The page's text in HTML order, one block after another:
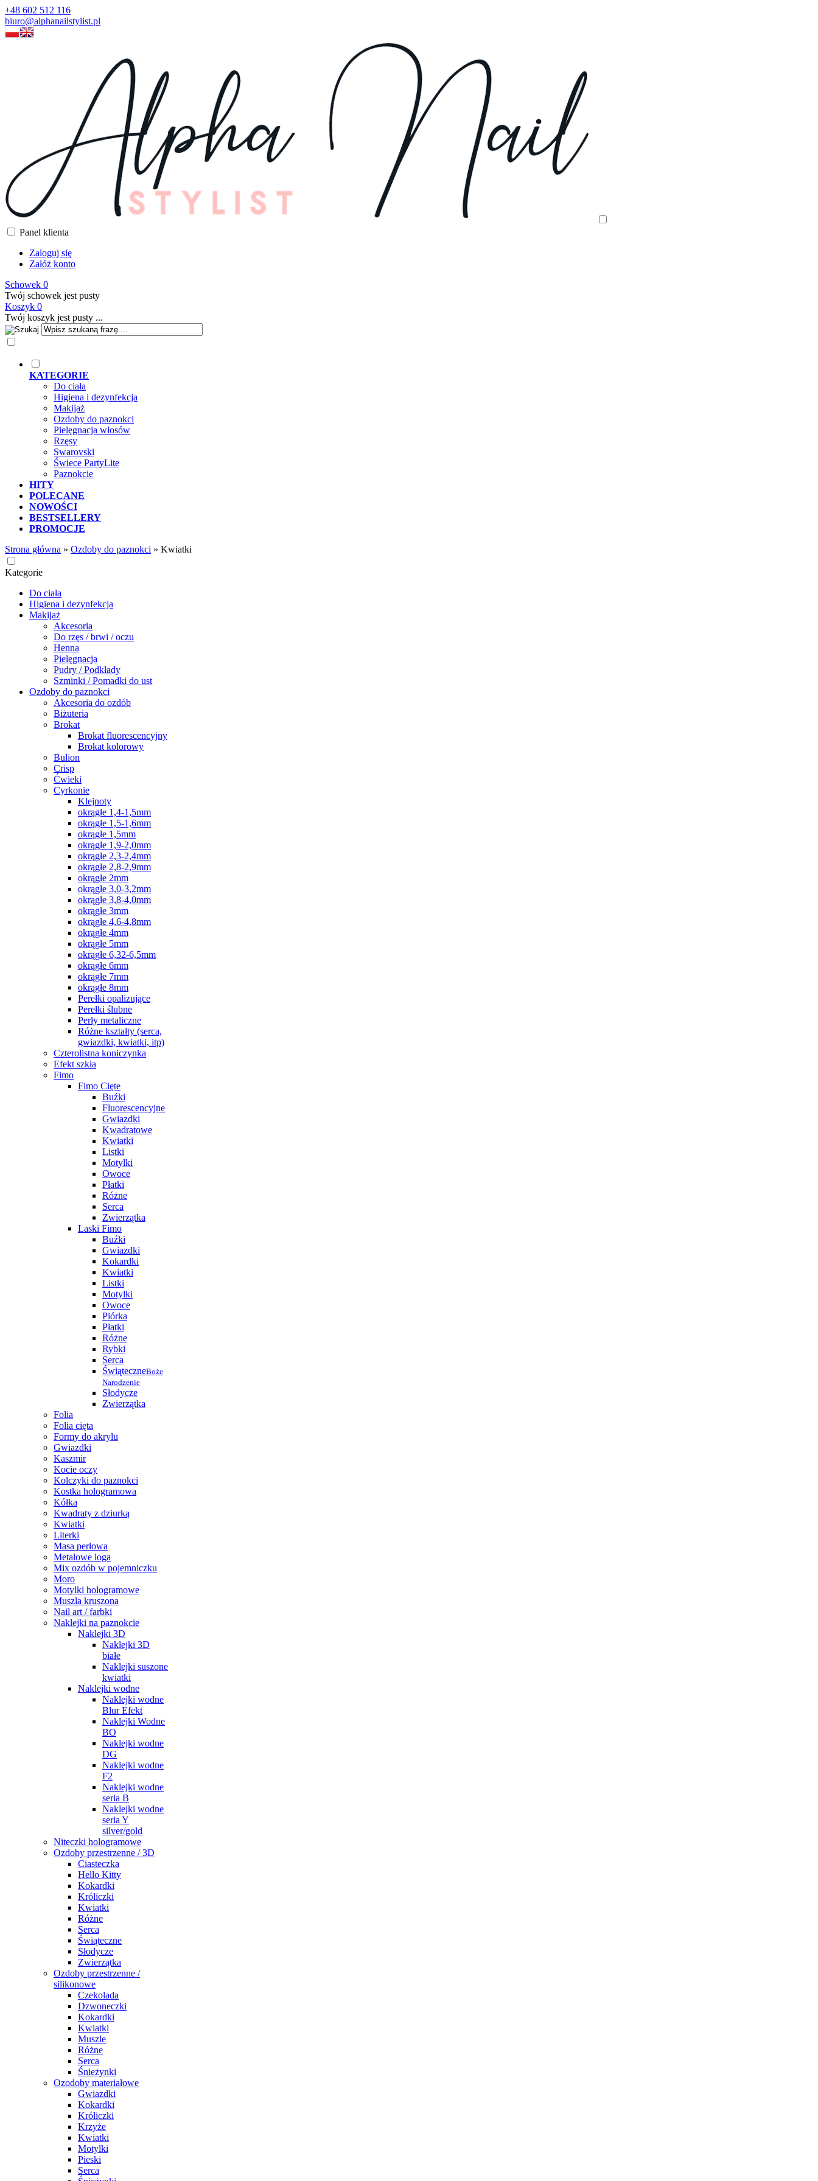
+48 602 512 116
biuro@alphanailstylist.pl
Panel klienta
Zaloguj się
Załóż konto
Schowek 0
Twój schowek jest pusty
Koszyk 0
Twój koszyk jest pusty ...
KATEGORIE
Do ciała
Higiena i dezynfekcja
Makijaż
Ozdoby do paznokci
Pielęgnacja włosów
Rzęsy
Swarovski
Świece PartyLite
Paznokcie
HITY
POLECANE
NOWOŚCI
BESTSELLERY
PROMOCJE
Strona główna » Ozdoby do paznokci » Kwiatki
Kategorie
Do ciała
Higiena i dezynfekcja
Makijaż
Akcesoria
Do rzęs / brwi / oczu
Henna
Pielęgnacja
Pudry / Podkłady
Szminki / Pomadki do ust
Ozdoby do paznokci
Akcesoria do ozdób
Biżuteria
Brokat
Brokat fluorescencyjny
Brokat kolorowy
Bulion
Crisp
Ćwieki
Cyrkonie
Klejnoty
okrągłe 1,4-1,5mm
okrągłe 1,5-1,6mm
okrągłe 1,5mm
okrągłe 1,9-2,0mm
okrągłe 2,3-2,4mm
okrągłe 2,8-2,9mm
okrągłe 2mm
okrągłe 3,0-3,2mm
okrągłe 3,8-4,0mm
okrągłe 3mm
okrągłe 4,6-4,8mm
okrągłe 4mm
okrągłe 5mm
okrągłe 6,32-6,5mm
okrągłe 6mm
okrągłe 7mm
okrągłe 8mm
Perełki opalizujące
Perełki ślubne
Perły metaliczne
Różne kształty (serca,
gwiazdki, kwiatki, itp)
Czterolistna koniczynka
Efekt szkła
Fimo
Fimo Cięte
Buźki
Fluorescencyjne
Gwiazdki
Kwadratowe
Kwiatki
Listki
Motylki
Owoce
Płatki
Różne
Serca
Zwierzątka
Laski Fimo
Buźki
Gwiazdki
Kokardki
Kwiatki
Listki
Motylki
Owoce
Piórka
Płatki
Różne
Rybki
Serca
ŚwiąteczneBoże
Narodzenie
Słodycze
Zwierzątka
Folia
Folia cięta
Formy do akrylu
Gwiazdki
Kaszmir
Kocie oczy
Kolczyki do paznokci
Kostka hologramowa
Kółka
Kwadraty z dziurką
Kwiatki
Literki
Masa perłowa
Metalowe loga
Mix ozdób w pojemniczku
Moro
Motylki hologramowe
Muszla kruszona
Nail art / farbki
Naklejki na paznokcie
Naklejki 3D
Naklejki 3D
białe
Naklejki suszone
kwiatki
Naklejki wodne
Naklejki wodne
Blur Efekt
Naklejki Wodne
BO
Naklejki wodne
DG
Naklejki wodne
F2
Naklejki wodne
seria B
Naklejki wodne
seria Y
silver/gold
Niteczki hologramowe
Ozdoby przestrzenne / 3D
Ciasteczka
Hello Kitty
Kokardki
Króliczki
Kwiatki
Różne
Serca
Świąteczne
Słodycze
Zwierzątka
Ozdoby przestrzenne /
silikonowe
Czekolada
Dzwoneczki
Kokardki
Kwiatki
Muszle
Różne
Serca
Śnieżynki
Ozodoby materiałowe
Gwiazdki
Kokardki
Króliczki
Krzyże
Kwiatki
Motylki
Pieski
Serca